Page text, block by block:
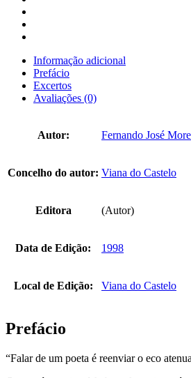
Informação adicional
Prefácio
Excertos
Avaliações (0)
Autor: Fernando José
Concelho do autor: Viana do Castelo
Editora (Autor)
Data de Edição: 1998
Local de Edição: Viana do Castelo
Prefácio
“Falar de um poeta é reenviar o eco